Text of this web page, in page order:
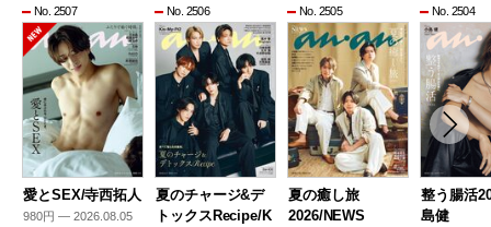
No. 2507
愛とSEX/寺西拓人
980円 — 2026.08.05
No. 2506
夏のチャージ&デ
トックスRecipe/K
No. 2505
夏の癒し旅
2026/NEWS
No. 2504
整う腸活
島健